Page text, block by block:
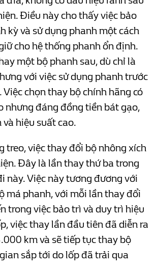
Điều này cho thấy việc bảo
kỳ và sử dụng phanh một cách
cho hệ thống phanh ổn định.
một bộ phanh sau, dù chỉ là
với việc sử dụng phanh trước
Việc chọn thay bộ chính hãng có
nhưng đáng đồng tiền bát gạo,
và hiệu suất cao.
treo, việc thay đổi bộ nhông xích
Đây là lần thay thứ ba trong
này. Việc này tương đương với
má phanh, với mỗi lần thay đổi
trong việc bảo trì và duy trì hiệu
việc thay lần đầu tiên đã diễn ra
km và sẽ tiếp tục thay bộ
sắp tới do lốp đã trải qua